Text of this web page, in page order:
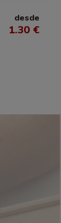
desde
1.30 €